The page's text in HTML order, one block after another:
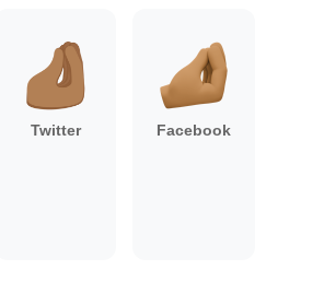
Twitter Facebook